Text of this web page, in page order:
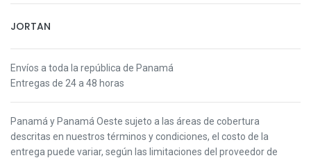
JORTAN
Envíos a toda la república de Panamá
Entregas de 24 a 48 horas
Panamá y Panamá Oeste sujeto a las áreas de cobertura
descritas en nuestros términos y condiciones, el costo de la
entrega puede variar, según las limitaciones del proveedor de